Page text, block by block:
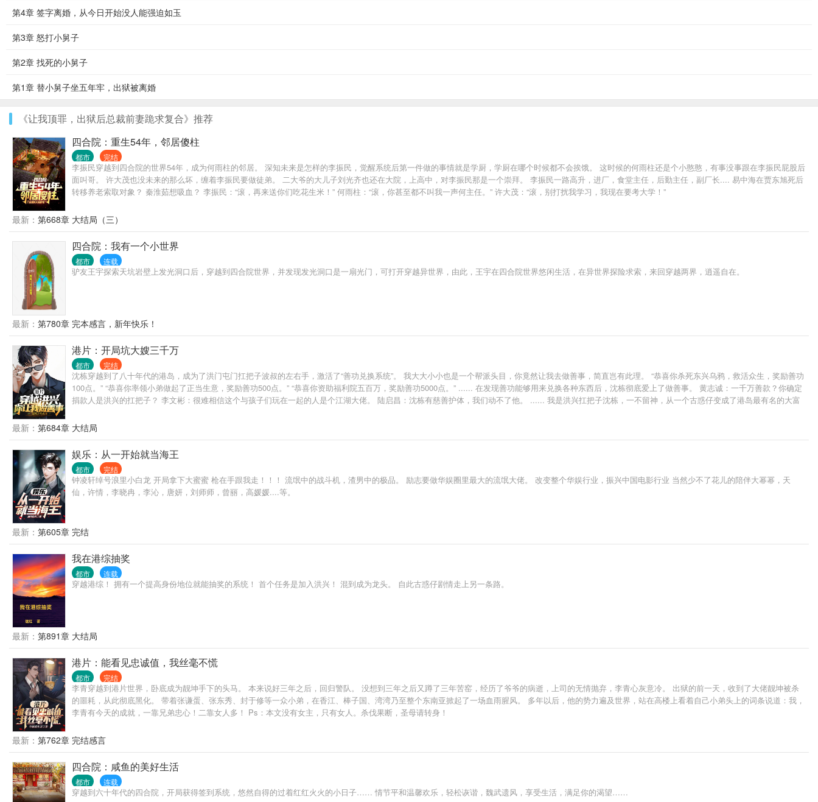
第4章 签字离婚，从今日开始没人能强迫如玉
第3章 怒打小舅子
第2章 找死的小舅子
第1章 替小舅子坐五年牢，出狱被离婚
《让我顶罪，出狱后总裁前妻跪求复合》推荐
四合院：重生54年，邻居傻柱
都市 完结
李振民穿越到四合院的世界54年，成为何雨柱的邻居。 深知未来是怎样的李振民，觉醒系统后第一件做的事情就是学厨，学厨在哪个时候都不会挨饿。 这时候的何雨柱还是个小憨憨，有事没事跟在李振民屁股后
面叫哥。 许大茂也没未来的那么坏，缠着李振民要做徒弟。 二大爷的大儿子刘光齐也还在大院，上高中，对李振民那是一个崇拜。 李振民一路高升，进厂，食堂主任，后勤主任，副厂长.... 易中海在贾东旭死后
转移养老索取对象？ 秦淮茹想吸血？ 李振民：“滚，再来送你们吃花生米！” 何雨柱：“滚，你甚至都不叫我一声何主任。” 许大茂：“滚，别打扰我学习，我现在要考大学！”
最新： 第668章 大结局（三）
四合院：我有一个小世界
都市 连载
驴友王宇探索天坑岩壁上发光洞口后，穿越到四合院世界，并发现发光洞口是一扇光门，可打开穿越异世界，由此，王宇在四合院世界悠闲生活，在异世界探险求索，来回穿越两界，逍遥自在。
最新： 第780章 完本感言，新年快乐！
港片：开局坑大嫂三千万
都市 完结
沈栋穿越到了八十年代的港岛，成为了洪门屯门扛把子波叔的左右手，激活了“善功兑换系统”。 我大大小小也是一个帮派头目，你竟然让我去做善事，简直岂有此理。 “恭喜你杀死东兴乌鸦，救活众生，奖励善功
100点。” “恭喜你率领小弟做起了正当生意，奖励善功500点。” “恭喜你资助福利院五百万，奖励善功5000点。” ...... 在发现善功能够用来兑换各种东西后，沈栋彻底爱上了做善事。 黄志诚：一千万善款？你确定
捐款人是洪兴的扛把子？ 李文彬：很难相信这个与孩子们玩在一起的人是个江湖大佬。 陆启昌：沈栋有慈善护体，我们动不了他。 ...... 我是洪兴扛把子沈栋，一不留神，从一个古惑仔变成了港岛最有名的大富
最新： 第684章 大结局
娱乐：从一开始就当海王
都市 完结
钟凌轩绰号浪里小白龙 开局拿下大蜜蜜 枪在手跟我走！！！ 流氓中的战斗机，渣男中的极品。 励志要做华娱圈里最大的流氓大佬。 改变整个华娱行业，振兴中国电影行业 当然少不了花儿的陪伴大幂幂，天
仙，许情，李晓冉，李沁，唐妍，刘师师，曾丽，高媛媛....等。
最新： 第605章 完结
我在港综抽奖
都市 连载
穿越港综！ 拥有一个提高身份地位就能抽奖的系统！ 首个任务是加入洪兴！ 混到成为龙头。 自此古惑仔剧情走上另一条路。
最新： 第891章 大结局
港片：能看见忠诚值，我丝毫不慌
都市 完结
李青穿越到港片世界，卧底成为靓坤手下的头马。 本来说好三年之后，回归警队。 没想到三年之后又蹲了三年苦窑，经历了爷爷的病逝，上司的无情抛弃，李青心灰意冷。 出狱的前一天，收到了大佬靓坤被杀
的噩耗，从此彻底黑化。 带着张谦蛋、张东秀、封于修等一众小弟，在香江、棒子国、湾湾乃至整个东南亚掀起了一场血雨腥风。 多年以后，他的势力遍及世界，站在高楼上看着自己小弟头上的词条说道：我，
李青有今天的成就，一靠兄弟忠心！二靠女人多！ Ps：本文没有女主，只有女人。杀伐果断，圣母请转身！
最新： 第762章 完结感言
四合院：咸鱼的美好生活
都市 连载
穿越到六十年代的四合院，开局获得签到系统，悠然自得的过着红红火火的小日子…… 情节平和温馨欢乐，轻松诙谐，魏武遗风，享受生活，满足你的渴望……